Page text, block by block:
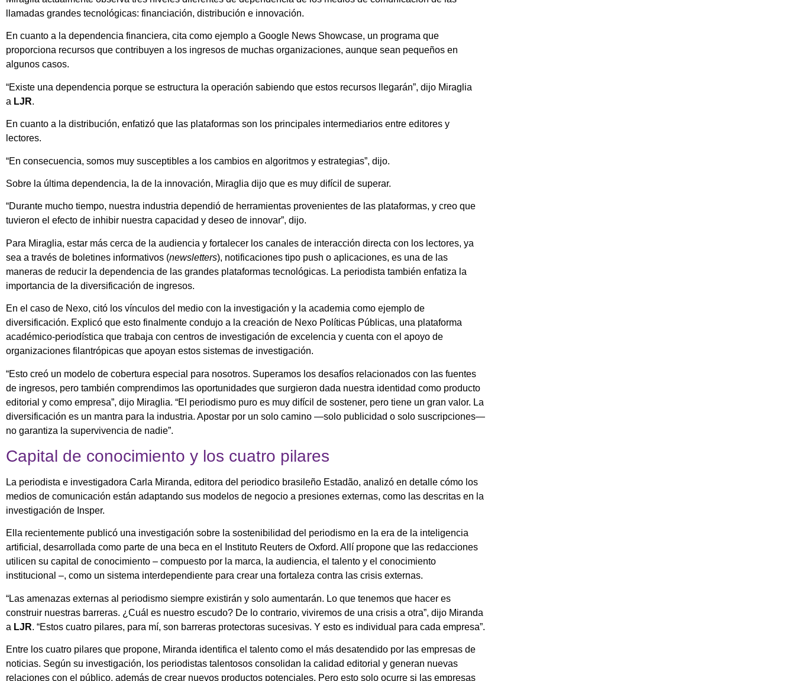
llamadas grandes tecnológicas: financiación, distribución e innovación.
En cuanto a la dependencia financiera, cita como ejemplo a Google News Showcase, un programa que
proporciona recursos que contribuyen a los ingresos de muchas organizaciones, aunque sean pequeños en
algunos casos.
“Existe una dependencia porque se estructura la operación sabiendo que estos recursos llegarán”, dijo Miraglia
a LJR.
En cuanto a la distribución, enfatizó que las plataformas son los principales intermediarios entre editores y
lectores.
“En consecuencia, somos muy susceptibles a los cambios en algoritmos y estrategias”, dijo.
Sobre la última dependencia, la de la innovación, Miraglia dijo que es muy difícil de superar.
“Durante mucho tiempo, nuestra industria dependió de herramientas provenientes de las plataformas, y creo que
tuvieron el efecto de inhibir nuestra capacidad y deseo de innovar”, dijo.
Para Miraglia, estar más cerca de la audiencia y fortalecer los canales de interacción directa con los lectores, ya
sea a través de boletines informativos (newsletters), notificaciones tipo push o aplicaciones, es una de las
maneras de reducir la dependencia de las grandes plataformas tecnológicas. La periodista también enfatiza la
importancia de la diversificación de ingresos.
En el caso de Nexo, citó los vínculos del medio con la investigación y la academia como ejemplo de
diversificación. Explicó que esto finalmente condujo a la creación de Nexo Políticas Públicas, una plataforma
académico-periodística que trabaja con centros de investigación de excelencia y cuenta con el apoyo de
organizaciones filantrópicas que apoyan estos sistemas de investigación.
“Esto creó un modelo de cobertura especial para nosotros. Superamos los desafíos relacionados con las fuentes
de ingresos, pero también comprendimos las oportunidades que surgieron dada nuestra identidad como producto
editorial y como empresa”, dijo Miraglia. “El periodismo puro es muy difícil de sostener, pero tiene un gran valor. La
diversificación es un mantra para la industria. Apostar por un solo camino —solo publicidad o solo suscripciones—
no garantiza la supervivencia de nadie”.
Capital de conocimiento y los cuatro pilares
La periodista e investigadora Carla Miranda, editora del periodico brasileño Estadão, analizó en detalle cómo los
medios de comunicación están adaptando sus modelos de negocio a presiones externas, como las descritas en la
investigación de Insper.
Ella recientemente publicó una investigación sobre la sostenibilidad del periodismo en la era de la inteligencia
artificial, desarrollada como parte de una beca en el Instituto Reuters de Oxford. Allí propone que las redacciones
utilicen su capital de conocimiento – compuesto por la marca, la audiencia, el talento y el conocimiento
institucional –, como un sistema interdependiente para crear una fortaleza contra las crisis externas.
“Las amenazas externas al periodismo siempre existirán y solo aumentarán. Lo que tenemos que hacer es
construir nuestras barreras. ¿Cuál es nuestro escudo? De lo contrario, viviremos de una crisis a otra”, dijo Miranda
a LJR. “Estos cuatro pilares, para mí, son barreras protectoras sucesivas. Y esto es individual para cada empresa”.
Entre los cuatro pilares que propone, Miranda identifica el talento como el más desatendido por las empresas de
noticias. Según su investigación, los periodistas talentosos consolidan la calidad editorial y generan nuevas
relaciones con el público, además de crear nuevos productos potenciales. Pero esto solo ocurre si las empresas